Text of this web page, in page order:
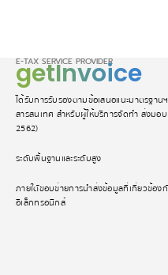
E-TAX SERVICE PROVIDER
getInvoice
ได้รับการรับรองตามข้อเสนอแนะมาตรฐ
สารสนเทศ สำหรับผู้ให้บริการจัดทำ ส่งมอ
2562)
ระดับพื้นฐานและระดับสูง
ภายใตัขอบข่ายการนำส่งข้อมูลที่เกี่ยวข้อง
อิเล็กทรอนิกส์